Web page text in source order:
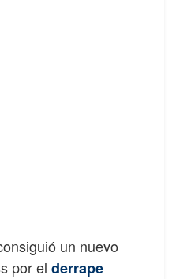
un nuevo
por el derrape